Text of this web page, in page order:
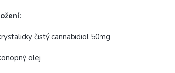
čistý cannabidiol 50mg
olej